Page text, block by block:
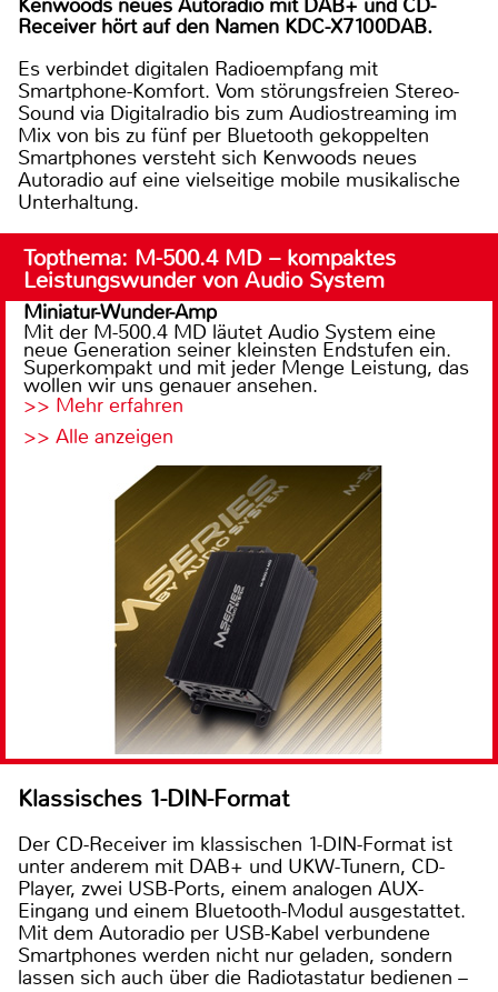
Receiver hört auf den Namen KDC-X7100DAB.
Es verbindet digitalen Radioempfang mit
Smartphone-Komfort. Vom störungsfreien Stereo-
Sound via Digitalradio bis zum Audiostreaming im
Mix von bis zu fünf per Bluetooth gekoppelten
Smartphones versteht sich Kenwoods neues
Autoradio auf eine vielseitige mobile musikalische
Unterhaltung.
Topthema: M-500.4 MD – kompaktes
Leistungswunder von Audio System
Miniatur-Wunder-Amp
Mit der M-500.4 MD läutet Audio System eine
neue Generation seiner kleinsten Endstufen ein.
Superkompakt und mit jeder Menge Leistung, das
wollen wir uns genauer ansehen.
>> Mehr erfahren
>> Alle anzeigen
Klassisches 1-DIN-Format
Der CD-Receiver im klassischen 1-DIN-Format ist
unter anderem mit DAB+ und UKW-Tunern, CD-
Player, zwei USB-Ports, einem analogen AUX-
Eingang und einem Bluetooth-Modul ausgestattet.
Mit dem Autoradio per USB-Kabel verbundene
Smartphones werden nicht nur geladen, sondern
lassen sich auch über die Radiotastatur bedienen –